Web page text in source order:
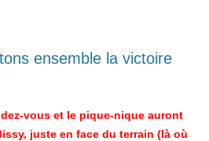
ensemble la victoire
vous et le pique-nique auront
juste en face du terrain (là où